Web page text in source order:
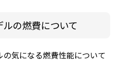
の燃費について
気になる燃費性能について